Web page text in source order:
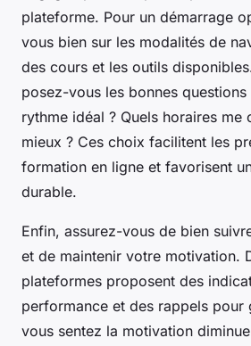
plateforme. Pour un démarrage
vous bien sur les modalités de
des cours et les outils
posez-vous les bonnes
rythme idéal ? Quels horaires me
mieux ? Ces choix facilitent les
formation en ligne et favorisent
durable.
Enfin, assurez-vous de bien
et de maintenir votre motivation.
plateformes proposent des
performance et des rappels pour
vous sentez la motivation